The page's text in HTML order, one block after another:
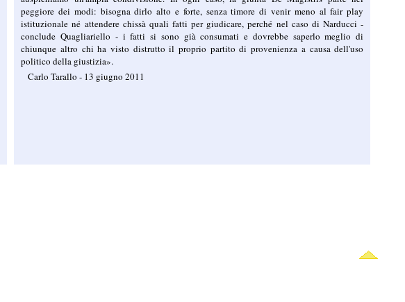
peggiore dei modi: bisogna dirlo alto e forte, senza timore di venir meno al fair play
istituzionale né attendere chissà quali fatti per giudicare, perché nel caso di Narducci -
conclude Quagliariello - i fatti si sono già consumati e dovrebbe saperlo meglio di
chiunque altro chi ha visto distrutto il proprio partito di provenienza a causa dell'uso
politico della giustizia».
Carlo Tarallo - 13 giugno 2011